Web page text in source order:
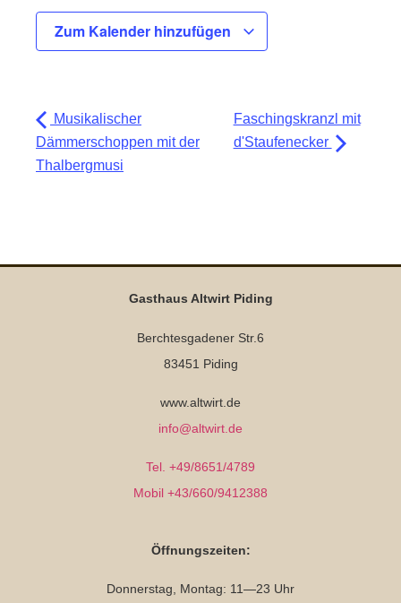
Zum Kalender hinzufügen
Musikalischer
Dämmerschoppen mit der
Thalbergmusi
Faschingskranzl mit
d'Staufenecker
Gasthaus Altwirt Piding
Berchtesgadener Str.6
83451 Piding
www.altwirt.de
info@altwirt.de
Tel. +49/8651/4789
Mobil +43/660/9412388
Öffnungszeiten:
Donnerstag, Montag: 11—23 Uhr